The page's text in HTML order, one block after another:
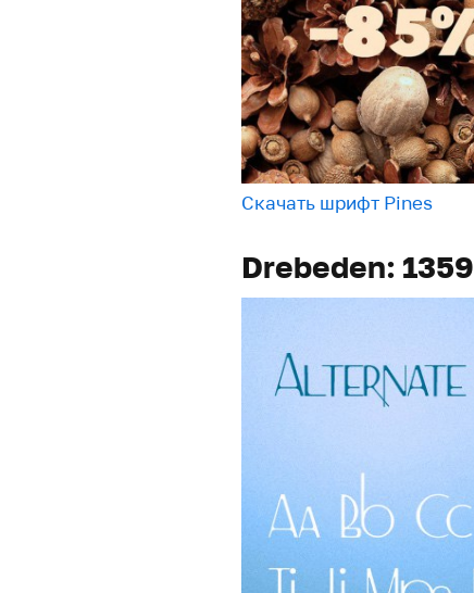
Скачать шрифт Pines
Drebeden: 1359